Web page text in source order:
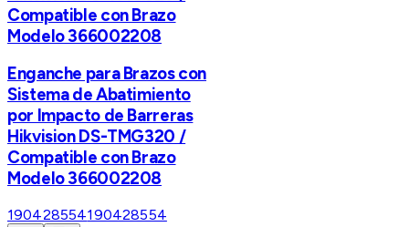
Compatible con Brazo
Modelo 366002208
Enganche para Brazos con
Sistema de Abatimiento
por Impacto de Barreras
Hikvision DS-TMG320 /
Compatible con Brazo
Modelo 366002208
190428554190428554